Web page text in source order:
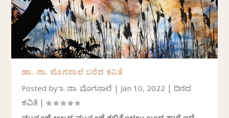
ಡಾ. ನಾ. ಮೊಗಸಾಲೆ ಬರೆದ ಕವಿತೆ
Posted byಡಾ. ನಾ. ಮೊಗಸಾಲೆ |Jan 10, 2022 |ದಿನದ
ಕವಿತೆ |